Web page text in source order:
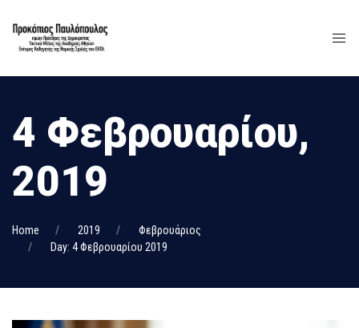
4 Φεβρουαρίου,
2019
Home 2019
Φεβρουάριος
Day: 4 Φεβρουαρίου 2019